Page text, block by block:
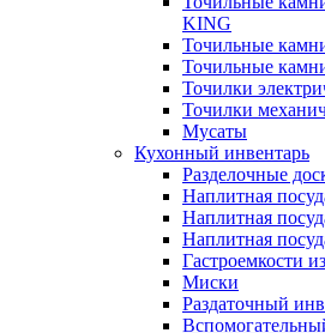
KING
Точильные
Точильные
Точилки
Точилки
Мусаты
Кухонный инвентарь
Разделочные
Наплитная
Наплитная
Наплитная
Гастроемкости
Миски
Раздаточный